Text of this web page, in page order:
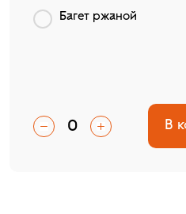
Багет ржаной
0 В